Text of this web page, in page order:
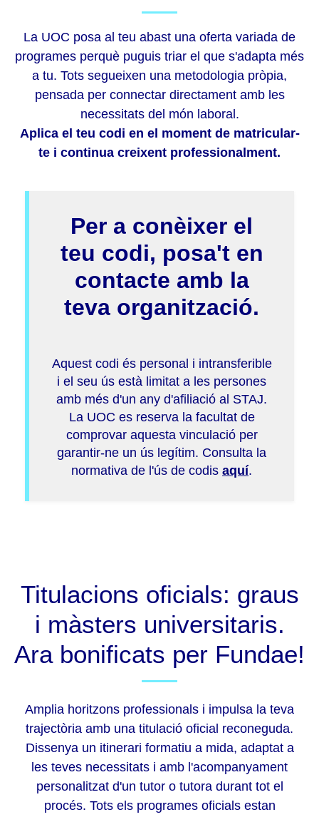
La UOC posa al teu abast una oferta variada de
programes perquè puguis triar el que s'adapta més
a tu. Tots segueixen una metodologia pròpia,
pensada per connectar directament amb les
necessitats del món laboral.
Aplica el teu codi en el moment de matricular-
te i continua creixent professionalment.
Per a conèixer el
teu codi, posa't en
contacte amb la
teva organització.
Aquest codi és personal i intransferible
i el seu ús està limitat a les persones
amb més d'un any d'afiliació al STAJ.
La UOC es reserva la facultat de
comprovar aquesta vinculació per
garantir-ne un ús legítim. Consulta la
normativa de l'ús de codis aquí.
Titulacions oficials: graus
i màsters universitaris.
Ara bonificats per Fundae!
Amplia horitzons professionals i impulsa la teva
trajectòria amb una titulació oficial reconeguda.
Dissenya un itinerari formatiu a mida, adaptat a
les teves necessitats i amb l'acompanyament
personalitzat d'un tutor o tutora durant tot el
procés. Tots els programes oficials estan